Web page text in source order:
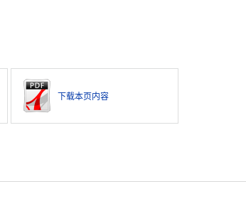
下载本页内容